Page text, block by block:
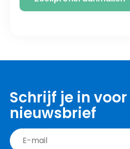
Schrijf je in
nieuwsbrief